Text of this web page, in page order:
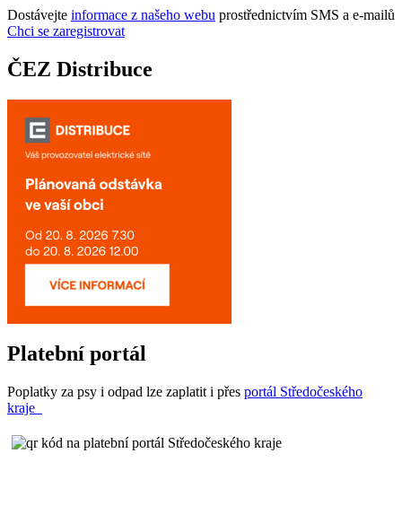
Dostávejte informace z našeho webu prostřednictvím SMS a e-mailů
Chci se zaregistrovat
ČEZ Distribuce
Platební portál
Poplatky za psy i odpad lze zaplatit i přes portál Středočeského
kraje